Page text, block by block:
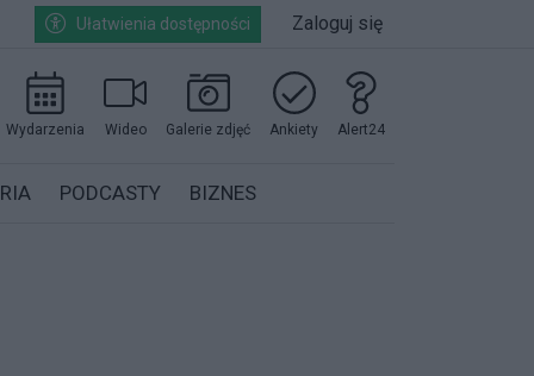
Ułatwienia dostępności Zaloguj się
Wydarzenia Wideo Galerie zdjęć Ankiety Alert24
PODCASTY BIZNES